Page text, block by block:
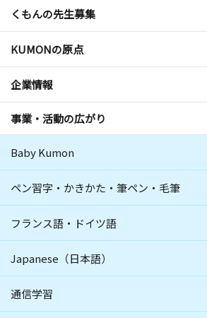
くもんの先生募集
KUMONの原点
企業情報
事業・活動の広がり
Baby Kumon
ペン習字・かきかた・筆ペン・毛筆
フランス語・ドイツ語
Japanese（日本語）
通信学習